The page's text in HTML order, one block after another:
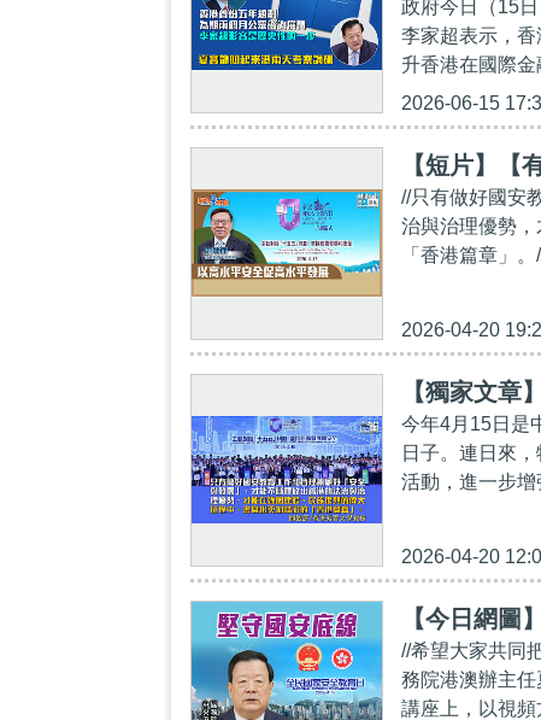
政府今日（15
李家超表示，
升香港在國際
2026-06-15
【短片】【
//只有做好國安
治與治理優勢
「香港篇章」
2026-04-20
【獨家文章
今年4月15日是
日子。連日來
活動，進一步
2026-04-20
【今日網圖
//希望大家共同
務院港澳辦主
講座上，以視